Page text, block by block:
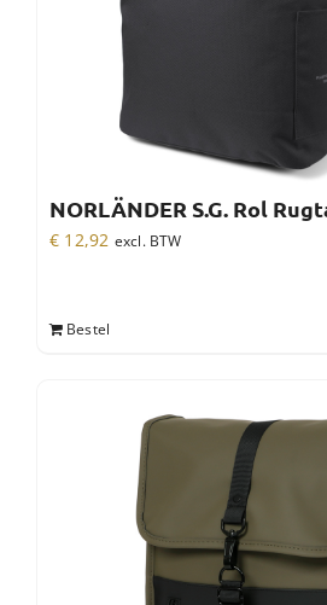
NORLÄNDER S.G. Rol
€ 12,92 excl. BTW
Bestel